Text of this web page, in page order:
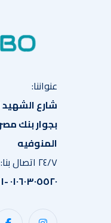
عنواننا:
شارع
بجوار بنك
المنوفيه
٢٤/٧ اتصال بنا:
٠١٠٦٠٣٠٥٥٢٠ -٠١٢٠٥٩٩٣١١١- ٠١٢٨٧٨٤٣٦٦٦